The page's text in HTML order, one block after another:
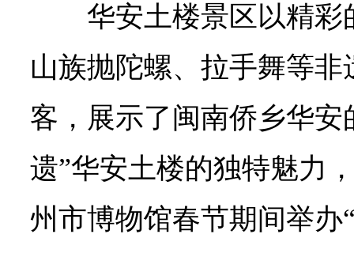
华安土楼景区以精
山族抛陀螺、拉手舞等
客，展示了闽南侨乡华安
遗”华安土楼的独特魅力
州市博物馆春节期间举办